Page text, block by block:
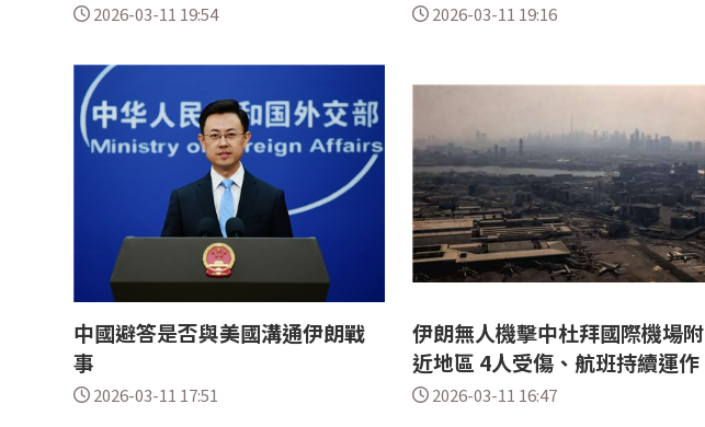
2026-03-11 19:54 2026-03-11 19:16
中國避答是否與美國溝通伊朗戰
事
2026-03-11 17:51
伊朗無人機擊中杜拜國際機場附
近地區 4人受傷、航班持續運作
2026-03-11 16:47